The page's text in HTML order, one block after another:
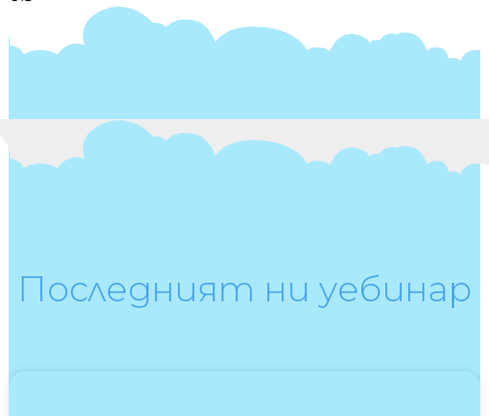
Последният ни уебинар